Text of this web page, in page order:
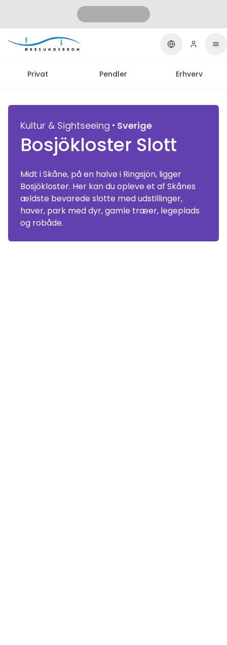
Privat Pendler Erhverv
Kultur & Sightseeing · Sverige
Bosjökloster Slott
Midt i Skåne, på en halvø i Ringsjön, ligger
Bosjökloster. Her kan du opleve et af Skånes
ældste bevarede slotte med udstillinger,
haver, park med dyr, gamle træer, legeplads
og robåde.